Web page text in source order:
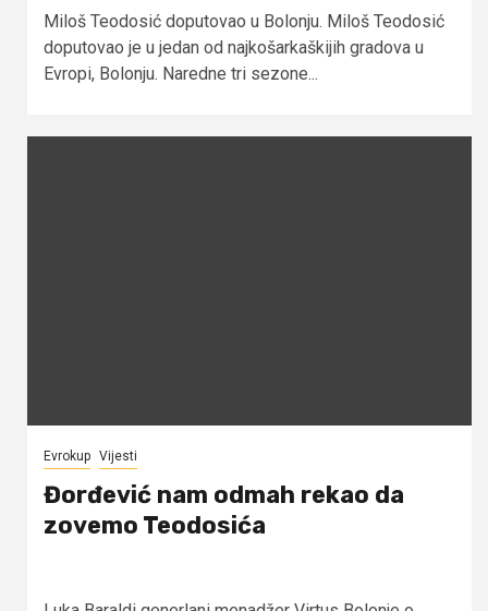
Miloš Teodosić doputovao u Bolonju. Miloš Teodosić
doputovao je u jedan od najkošarkaškijih gradova u
Evropi, Bolonju. Naredne tri sezone...
Evrokup Vijesti
Đorđević nam odmah rekao da
zovemo Teodosića